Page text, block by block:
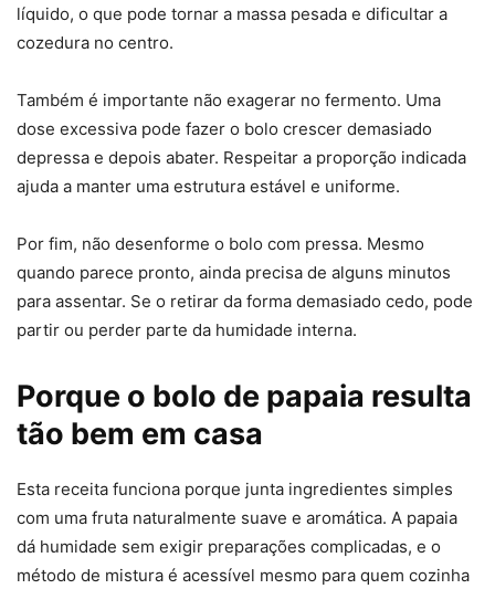
líquido, o que pode tornar a massa pesada e dificultar a
cozedura no centro.
Também é importante não exagerar no fermento. Uma
dose excessiva pode fazer o bolo crescer demasiado
depressa e depois abater. Respeitar a proporção indicada
ajuda a manter uma estrutura estável e uniforme.
Por fim, não desenforme o bolo com pressa. Mesmo
quando parece pronto, ainda precisa de alguns minutos
para assentar. Se o retirar da forma demasiado cedo, pode
partir ou perder parte da humidade interna.
Porque o bolo de papaia resulta
tão bem em casa
Esta receita funciona porque junta ingredientes simples
com uma fruta naturalmente suave e aromática. A papaia
dá humidade sem exigir preparações complicadas, e o
método de mistura é acessível mesmo para quem cozinha